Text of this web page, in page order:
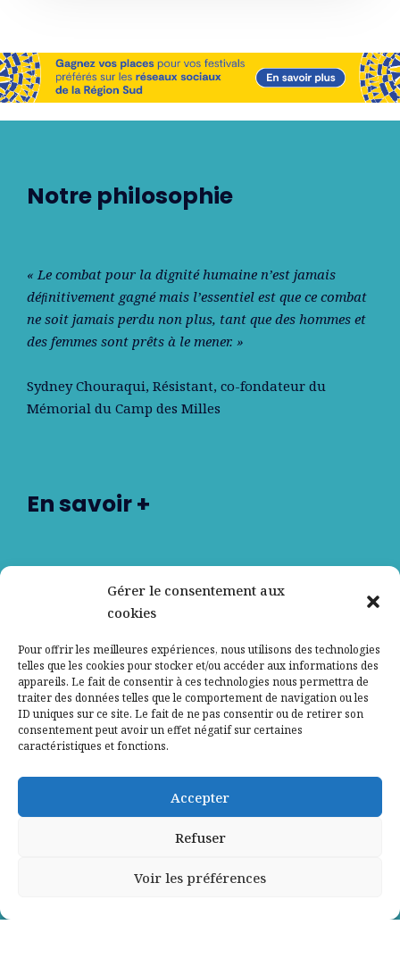
Gérer le consentement aux
cookies
Pour offrir les meilleures expériences, nous utilisons des technologies
telles que les cookies pour stocker et/ou accéder aux informations des
appareils. Le fait de consentir à ces technologies nous permettra de
traiter des données telles que le comportement de navigation ou les
ID uniques sur ce site. Le fait de ne pas consentir ou de retirer son
consentement peut avoir un effet négatif sur certaines
caractéristiques et fonctions.
Accepter
Refuser
Voir les préférences
Notre philosophie
« Le combat pour la dignité humaine n’est jamais
déﬁnitivement gagné mais l’essentiel est que ce combat
ne soit jamais perdu non plus, tant que des hommes et
des femmes sont prêts à le mener. »
Sydney Chouraqui, Résistant, co-fondateur du
Mémorial du Camp des Milles
En savoir +
Contactez-nous
Mentions légales